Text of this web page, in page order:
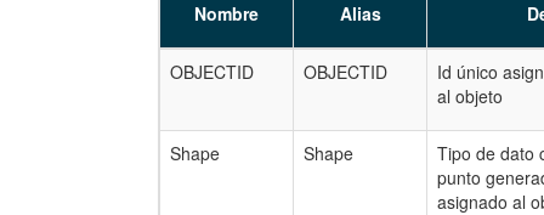
Nombre Alias
OBJECTID OBJECTID
Id único
al objeto
Shape Shape
Tipo de dato
punto
asignado al